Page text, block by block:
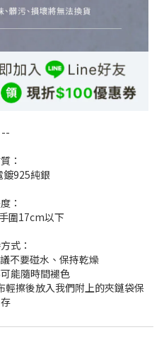
--
：
鍍925純銀
：
圍17cm以下
式：
不要碰水、保持乾燥
能隨時間褪色
輕擦後放入我們附上的夾鏈袋保
存